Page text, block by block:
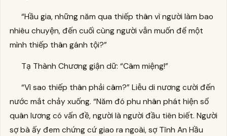
“Hầu gia, những năm qua thiếp thân vì người làm bao
nhiêu chuyện, đến cuối cùng người vẫn muốn để một
mình thiếp thân gánh tội?”
Tạ Thành Chương giận dữ: “Câm miệng!”
“Vì sao thiếp thân phải câm?” Liễu di nương cười đến
nước mắt chảy xuống. “Năm đó phu nhân phát hiện sổ
quân lương có vấn đề, người là người đầu tiên biết. Người
sợ bà ấy đem chứng cứ giao ra ngoài, sợ Tĩnh An Hầu